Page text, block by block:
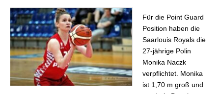
Für die Point Guard
Position haben die
Saarlouis Royals die
27-jährige Polin
Monika Naczk
verpflichtet. Monika
ist 1,70 m groß und